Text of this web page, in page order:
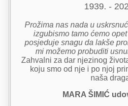
1939. -
Prožima nas nada u
izgubismo tamo ćemo
posjeduje snagu da lakše
mi možemo probuditi
Zahvalni za dar njezinog
koju smo od nje i po njoj
naša
MARA ŠIMIĆ